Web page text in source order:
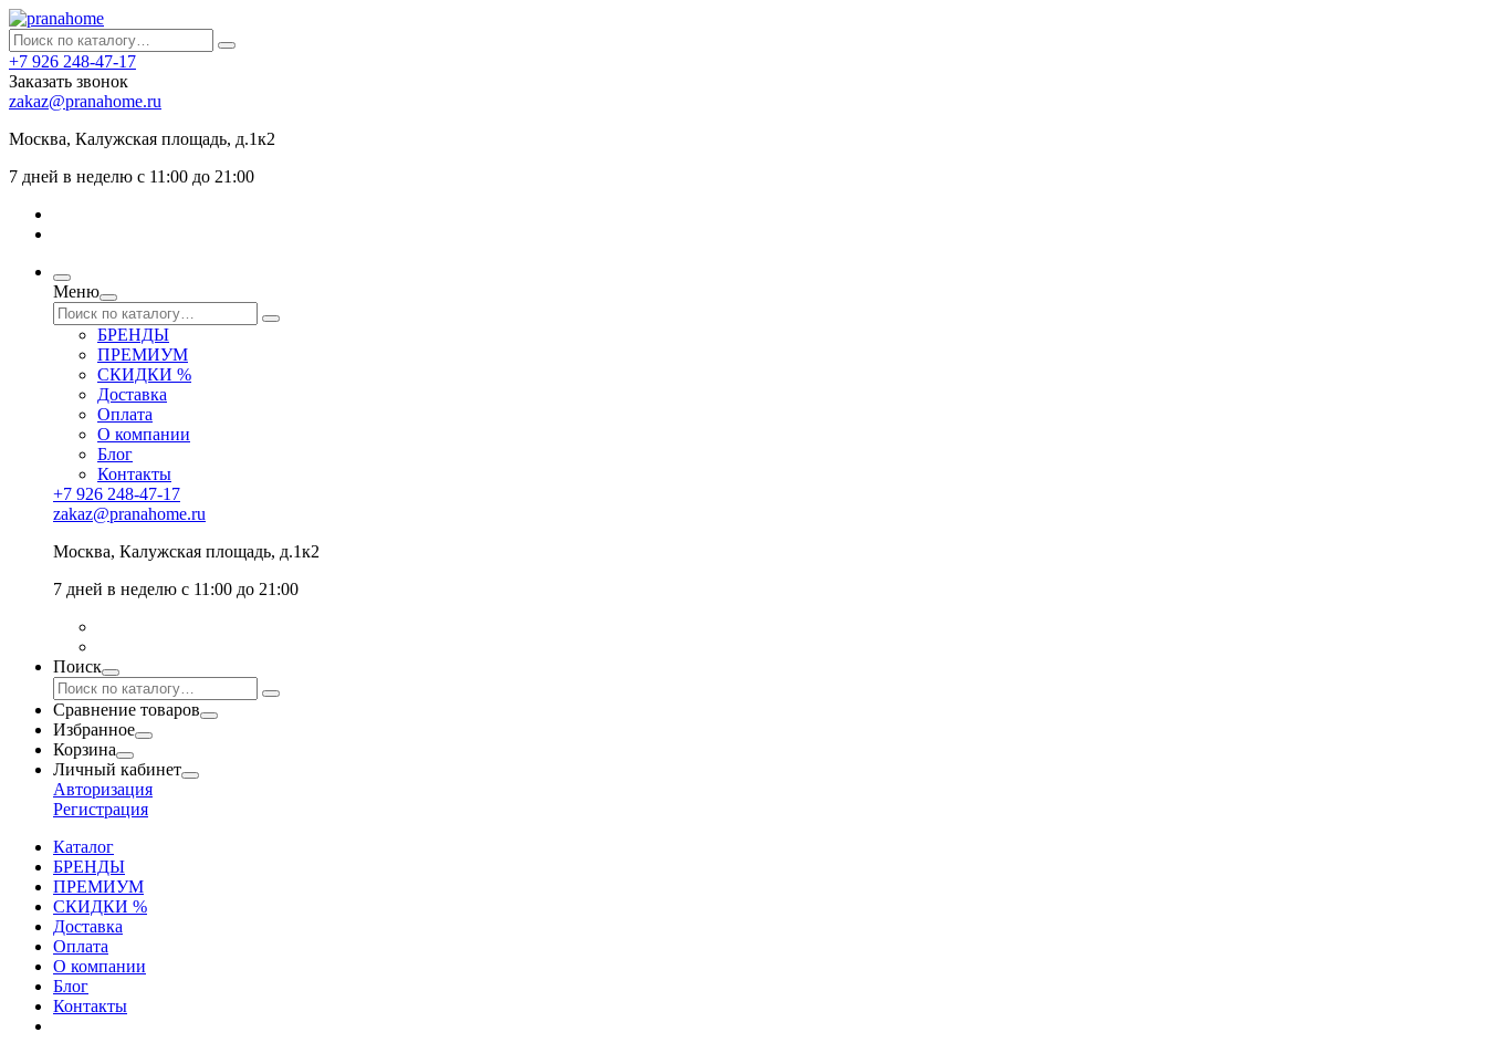
+7 926 248-47-17
Заказать звонок
zakaz@pranahome.ru
Москва, Калужская площадь, д.1к2
7 дней в неделю с 11:00 до 21:00
Меню
БРЕНДЫ
ПРЕМИУМ
СКИДКИ %
Доставка
Оплата
О компании
Блог
Контакты
+7 926 248-47-17
zakaz@pranahome.ru
Москва, Калужская площадь, д.1к2
7 дней в неделю с 11:00 до 21:00
Поиск
Сравнение товаров
Избранное
Корзина
Личный кабинет
Авторизация
Регистрация
Каталог
БРЕНДЫ
ПРЕМИУМ
СКИДКИ %
Доставка
Оплата
О компании
Блог
Контакты